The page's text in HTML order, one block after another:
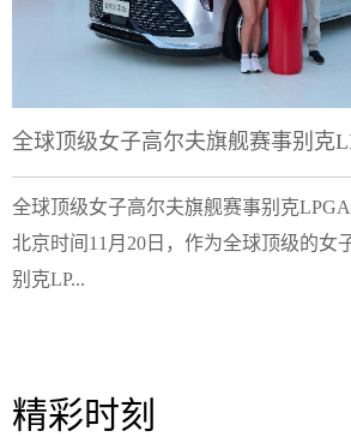
全球顶级女子高尔夫旗舰赛事别克
全球顶级女子高尔夫旗舰赛事别克
北京时间11月20日，作为全球顶级的女
别克LP...
精彩时刻